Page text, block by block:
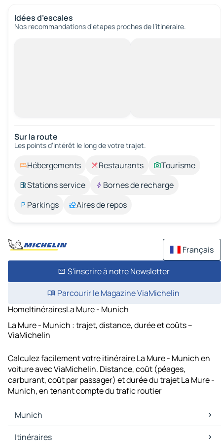
Idées d’escales
Nos recommandations d'étapes proches de l’itinéraire.
Sur la route
Les points d’intérêt le long de votre trajet.
Hébergements Restaurants
Tourisme
Stations service
Bornes de recharge
Parkings
Aires de repos
Français
S'inscrire à notre Newsletter
Parcourir le Magazine ViaMichelin
HomeItinérairesLa Mure - Munich
La Mure - Munich : trajet, distance, durée et coûts –
ViaMichelin
Calculez facilement votre itinéraire La Mure - Munich en
voiture avec ViaMichelin. Distance, coût (péages,
carburant, coût par passager) et durée du trajet La Mure -
Munich, en tenant compte du trafic routier
Munich
Munich Cartes et plans
Itinéraires